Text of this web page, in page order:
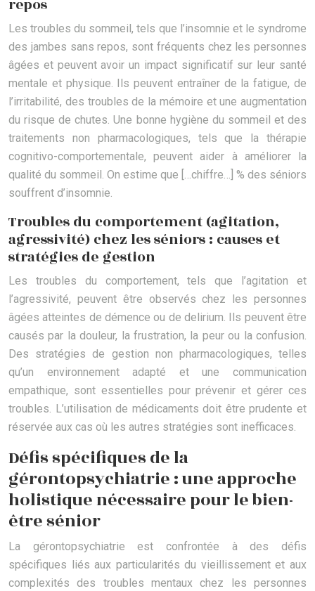
repos
Les troubles du sommeil, tels que l’insomnie et le syndrome
des jambes sans repos, sont fréquents chez les personnes
âgées et peuvent avoir un impact significatif sur leur santé
mentale et physique. Ils peuvent entraîner de la fatigue, de
l’irritabilité, des troubles de la mémoire et une augmentation
du risque de chutes. Une bonne hygiène du sommeil et des
traitements non pharmacologiques, tels que la thérapie
cognitivo-comportementale, peuvent aider à améliorer la
qualité du sommeil. On estime que […chiffre…] % des séniors
souffrent d’insomnie.
Troubles du comportement (agitation,
agressivité) chez les séniors : causes et
stratégies de gestion
Les troubles du comportement, tels que l’agitation et
l’agressivité, peuvent être observés chez les personnes
âgées atteintes de démence ou de delirium. Ils peuvent être
causés par la douleur, la frustration, la peur ou la confusion.
Des stratégies de gestion non pharmacologiques, telles
qu’un environnement adapté et une communication
empathique, sont essentielles pour prévenir et gérer ces
troubles. L’utilisation de médicaments doit être prudente et
réservée aux cas où les autres stratégies sont inefficaces.
Défis spécifiques de la
gérontopsychiatrie : une approche
holistique nécessaire pour le bien-
être sénior
La gérontopsychiatrie est confrontée à des défis
spécifiques liés aux particularités du vieillissement et aux
complexités des troubles mentaux chez les personnes